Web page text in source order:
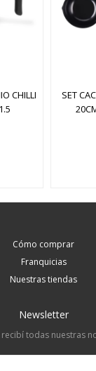
CHILLI
SET
Cómo comprar
Franquicias
Nuestras tiendas
Newsletter
recibí todas nuestras